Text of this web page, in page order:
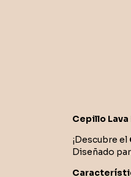
Cepillo Lava
¡Descubre el
Diseñado